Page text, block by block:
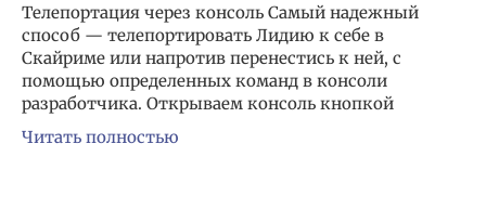
Телепортация через консоль Самый надежный
способ — телепортировать Лидию к себе в
Скайриме или напротив перенестись к ней, с
помощью определенных команд в консоли
разработчика. Открываем консоль кнопкой
Читать полностью